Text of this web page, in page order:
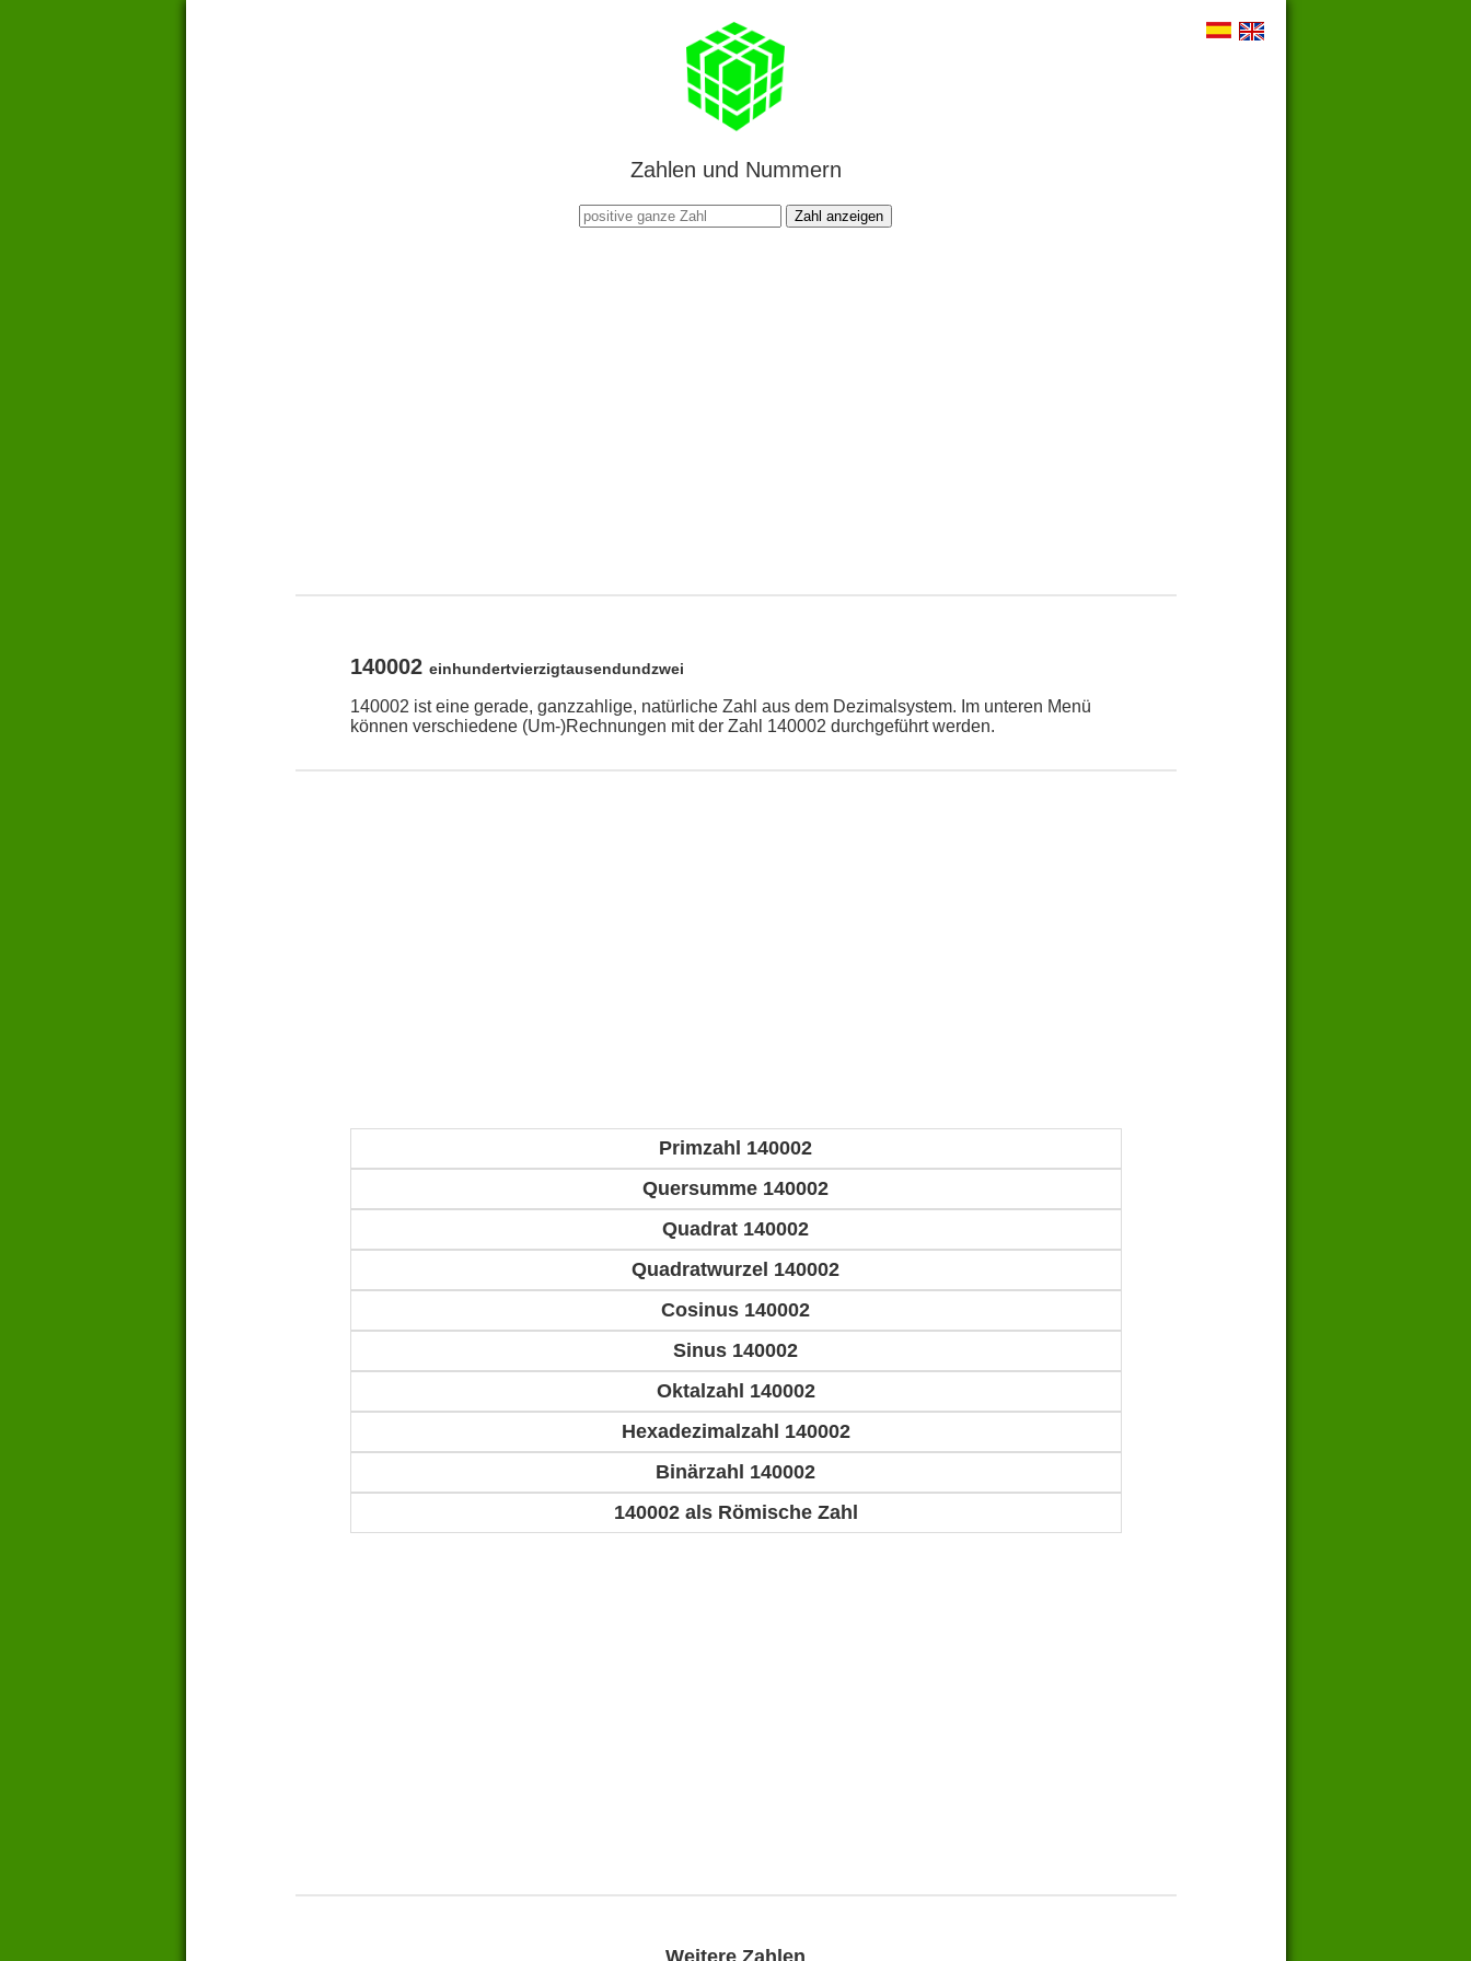
Zahlen und Nummern
Zahl anzeigen
140002 einhundertvierzigtausendundzwei
140002 ist eine gerade, ganzzahlige, natürliche Zahl aus dem Dezimalsystem. Im unteren Menü
können verschiedene (Um-)Rechnungen mit der Zahl 140002 durchgeführt werden.
Primzahl 140002
Quersumme 140002
Quadrat 140002
Quadratwurzel 140002
Cosinus 140002
Sinus 140002
Oktalzahl 140002
Hexadezimalzahl 140002
Binärzahl 140002
140002 als Römische Zahl